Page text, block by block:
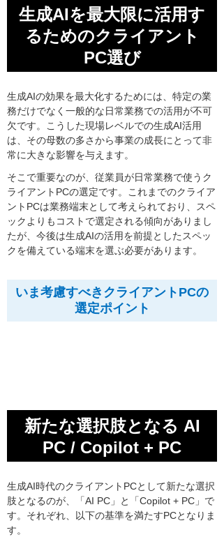
生成AIを最大限に活用す
るためのクライアント
PC選び
生成AIの効果を最大化するためには、特定の業
務だけでなく一般的な日常業務での活用が不可
欠です。こうした現場レベルでの生成AI活用
は、その母数の多さから事業の成長にとって非
常に大きな影響を与えます。
そこで重要なのが、従業員が日常業務で使うク
ライアントPCの選定です。これまでのクライア
ントPCは業務端末として考えられており、スペ
ックよりもコストで選定される傾向がありまし
たが、今後は生成AIの活用を前提としたスペッ
クを備えている端末を選ぶ必要があります。
いま考慮すべきクライアントPCの
選定ポイント
新たな選択肢となる AI
PC / Copilot + PC
生成AI時代のクライアントPCとして新たな選択
肢となるのが、「AI PC」と「Copilot + PC」で
す。それぞれ、以下の基準を満たすPCとなりま
す。